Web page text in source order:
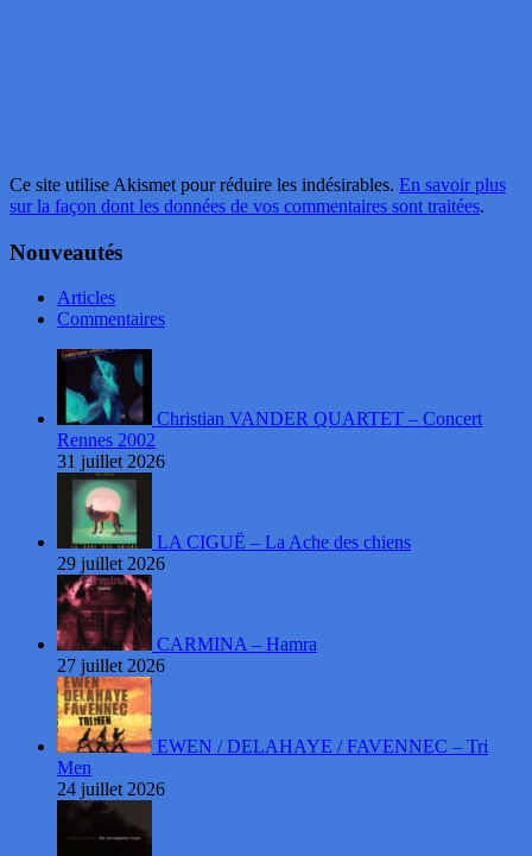
Ce site utilise Akismet pour réduire les indésirables. En savoir plus
sur la façon dont les données de vos commentaires sont traitées.
Nouveautés
Articles
Commentaires
Christian VANDER QUARTET – Concert
Rennes 2002
31 juillet 2026
LA CIGUË – La Ache des chiens
29 juillet 2026
CARMINA – Hamra
27 juillet 2026
EWEN / DELAHAYE / FAVENNEC – Tri
Men
24 juillet 2026